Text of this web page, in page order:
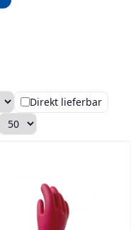
Direkt lieferbar